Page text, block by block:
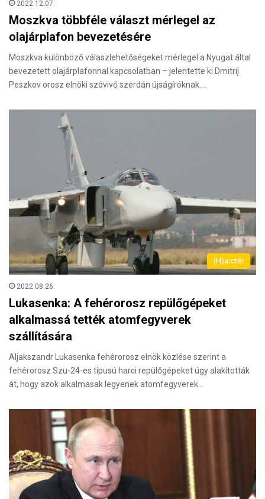
2022.12.07.
Moszkva többféle választ mérlegel az
olajárplafon bevezetésére
Moszkva különböző válaszlehetőségeket mérlegel a Nyugat által
bevezetett olajárplafonnal kapcsolatban – jelentette ki Dmitrij
Peszkov orosz elnöki szóvivő szerdán újságíróknak.…
(H)arctér
2022.08.26.
Lukasenka: A fehérorosz repülőgépeket
alkalmassá tették atomfegyverek
szállítására
Aljakszandr Lukasenka fehérorosz elnök közlése szerint a
fehérorosz Szu-24-es típusú harci repülőgépeket úgy alakították
át, hogy azok alkalmasak legyenek atomfegyverek…